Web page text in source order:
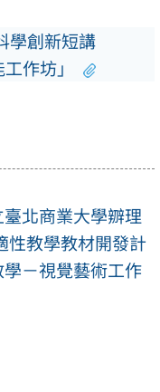
學創新短講
作坊」
北商業大學辧理
性教學教材開發計
－視覺藝術工作